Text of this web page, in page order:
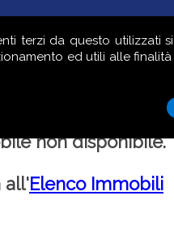
non disponibile.
all'Elenco Immobili
terzi da questo utilizzati
ed utili alle